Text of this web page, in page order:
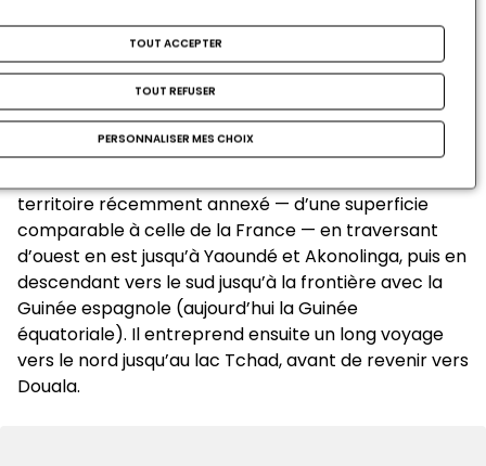
En décembre 1916, soit dix mois après la fin de la
conquête du Cameroun (Kamerun) sur l'Allemagne,
Frédéric Gadmer, opérateur au sein de la Section
Photographique et Cinématographique de l’Armée,
arrive à Douala pour une mission de documentation
territoire récemment annexé — d’une superficie
comparable à celle de la France — en traversant
d’ouest en est jusqu’à Yaoundé et Akonolinga, puis en
descendant vers le sud jusqu’à la frontière avec la
Guinée espagnole (aujourd’hui la Guinée
équatoriale). Il entreprend ensuite un long voyage
vers le nord jusqu’au lac Tchad, avant de revenir vers
Douala.
TOUT ACCEPTER
TOUT REFUSER
PERSONNALISER MES CHOIX